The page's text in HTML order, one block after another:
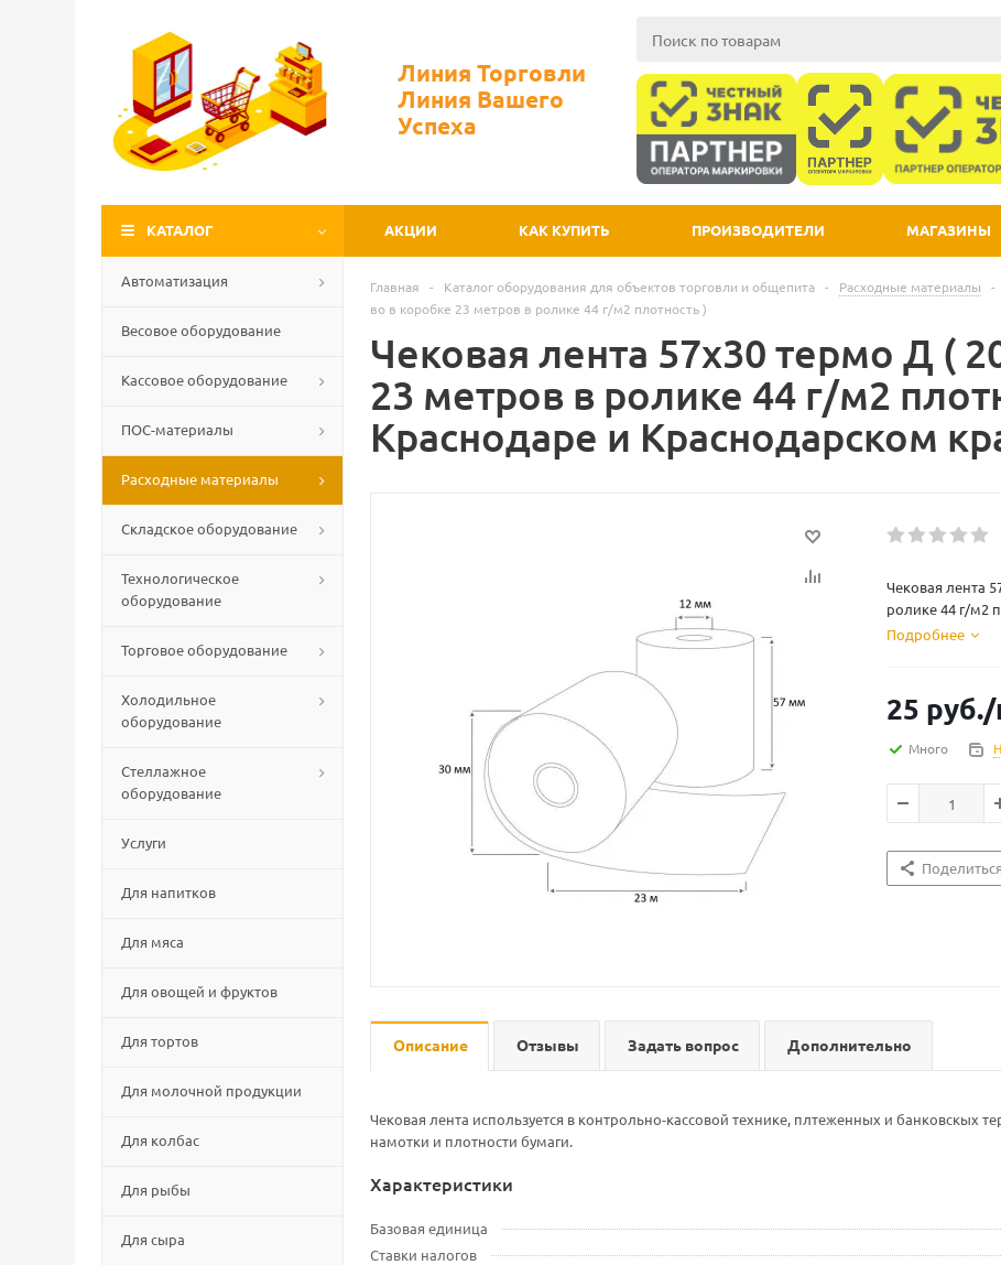
Линия Торговли
Линия Вашего
Успеха
КАТАЛОГ АКЦИИ КАК КУПИТЬ ПРОИЗВОДИТЕЛИ МАГАЗИНЫ
Автоматизация
Весовое оборудование
Кассовое оборудование
ПОС-материалы
Расходные материалы
Складское оборудование
Технологическое
оборудование
Торговое оборудование
Холодильное
оборудование
Стеллажное
оборудование
Услуги
Для напитков
Для мяса
Для овощей и фруктов
Для тортов
Для молочной продукции
Для колбас
Для рыбы
Для сыра
Главная - Каталог оборудования для объектов торговли и общепита - Расходные материалы -
во в коробке 23 метров в ролике 44 г/м2 плотность )
Чековая лента 57х30 термо Д (
23 метров в ролике 44 г/м2
Краснодаре и Краснодарском
Чековая лента
ролике 44 г/м2
Подробнее
25 руб.
Много
Поделиться
Описание Отзывы Задать вопрос Дополнительно
Чековая лента используется в контрольно-кассовой технике, плтеженных и банковскых
намотки и плотности бумаги.
Характеристики
Базовая единица
Ставки налогов